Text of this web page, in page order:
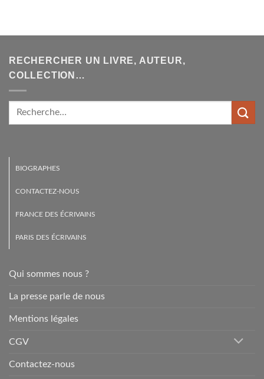
RECHERCHER UN LIVRE, AUTEUR,
COLLECTION…
BIOGRAPHES
CONTACTEZ-NOUS
FRANCE DES ÉCRIVAINS
PARIS DES ÉCRIVAINS
Qui sommes nous ?
La presse parle de nous
Mentions légales
CGV
Contactez-nous